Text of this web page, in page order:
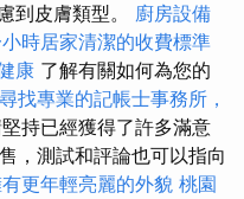
到皮膚類型。 廚房設備
時居家清潔的收費標準
康 了解有關如何為您的
尋找專業的記帳士事務所，
持已經獲得了許多滿意
，測試和評論也可以指向
更年輕亮麗的外貌 桃園